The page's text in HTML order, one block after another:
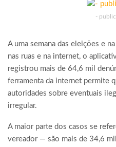
-
A uma semana das eleições e
nas ruas e na internet, o
registrou mais de 64,6 mil
ferramenta da internet permite
autoridades sobre eventuais
irregular.
A maior parte dos casos se
vereador — são mais de 34,6